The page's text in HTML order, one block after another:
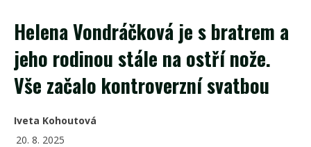
Helena Vondráčková je s bratrem a
jeho rodinou stále na ostří nože.
Vše začalo kontroverzní svatbou
Iveta Kohoutová
20. 8. 2025